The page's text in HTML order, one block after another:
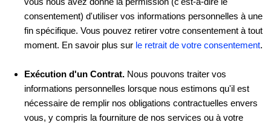
consentement) d'utiliser vos informations personnelles à une
fin spécifique. Vous pouvez retirer votre consentement à tout
moment. En savoir plus sur le retrait de votre consentement.
Exécution d'un Contrat. Nous pouvons traiter vos
informations personnelles lorsque nous estimons qu'il est
nécessaire de remplir nos obligations contractuelles envers
vous, y compris la fourniture de nos services ou à votre